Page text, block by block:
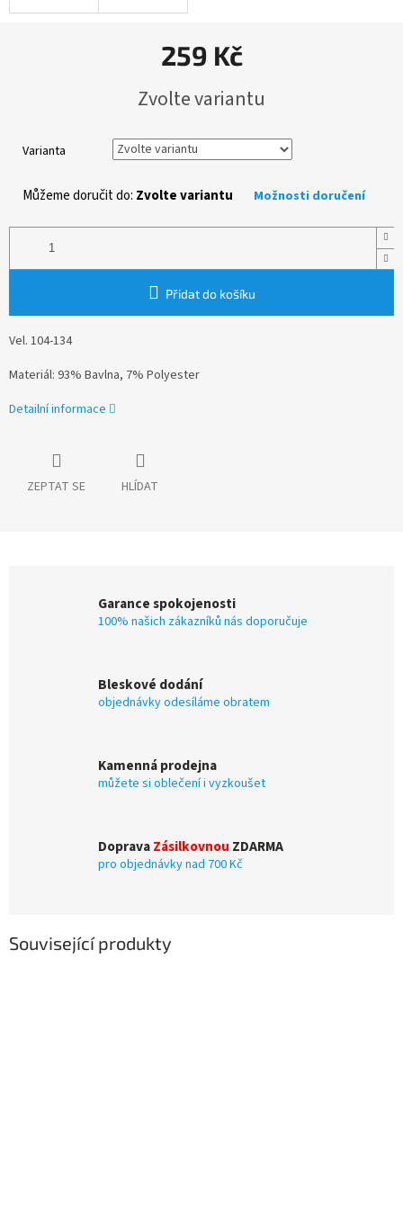
259 Kč
cena:
Zvolte variantu
Varianta
Můžeme doručit do: Zvolte variantu Možnosti doručení
Přidat do košíku
Vel. 104-134
Materiál: 93% Bavlna, 7% Polyester
Detailní informace
ZEPTAT SE HLÍDAT
Garance spokojenosti
100% našich zákazníků nás doporučuje
Bleskové dodání
objednávky odesíláme obratem
Kamenná prodejna
můžete si oblečení i vyzkoušet
DopravaZásilkovnou ZDARMA
pro objednávky nad 700 Kč
Související produkty